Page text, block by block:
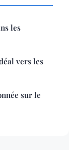
les
vers les
sur le